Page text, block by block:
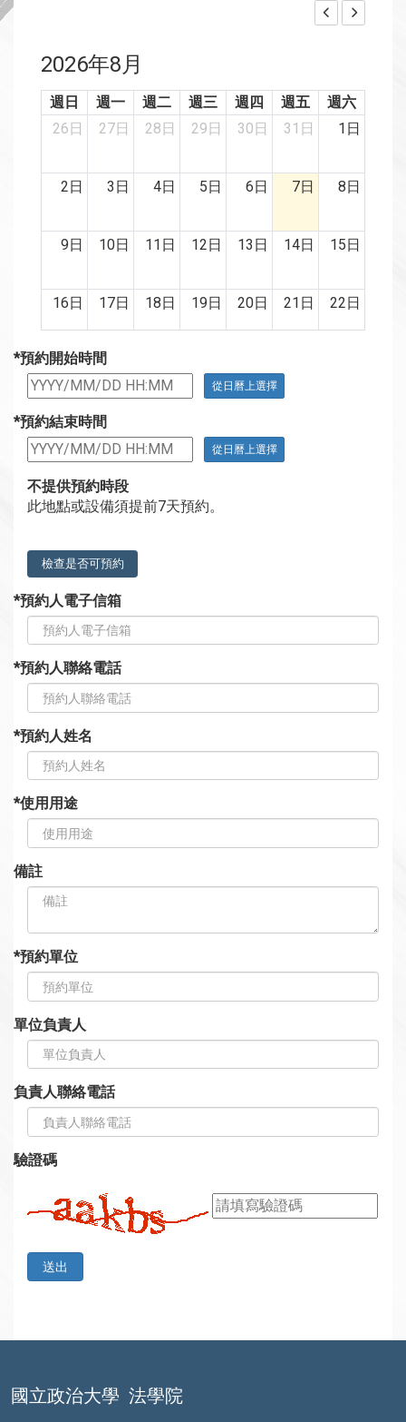
2026年8月
週日 週一 週二 週三 週四 週五
週六
26日
27日 28日 29日 30日 31日 1日
2日 3日 4日 5日 6日 7日 8日
9日 10日 11日 12日 13日 14日 15日
16日 17日 18日 19日 20日 21日 22日
23日 24日
30日 31日
*預約開始時間
從日曆上選擇
*預約結束時間
從日曆上選擇
不提供預約時段
此地點或設備須提前7天預約。
檢查是否可預約
*預約人電子信箱
*預約人聯絡電話
*預約人姓名
*使用用途
備註
*預約單位
單位負責人
負責人聯絡電話
驗證碼
國立政治大學 法學院